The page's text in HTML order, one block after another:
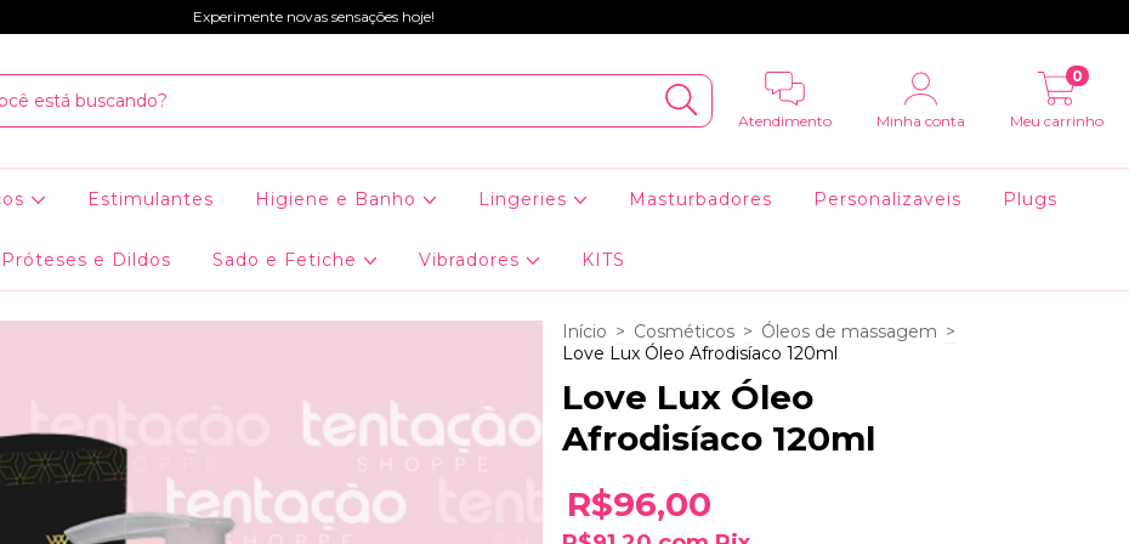
Experimente novas sensações hoje!
Atendimento Minha conta Meu carrinho
0
Estimulantes Higiene e Banho Lingeries Masturbadores Personalizaveis Plugs
Próteses e Dildos Sado e Fetiche Vibradores KITS
Início > Cosméticos > Óleos de massagem >
Love Lux Óleo Afrodisíaco 120ml
Love Lux Óleo
Afrodisíaco 120ml
R$96,00